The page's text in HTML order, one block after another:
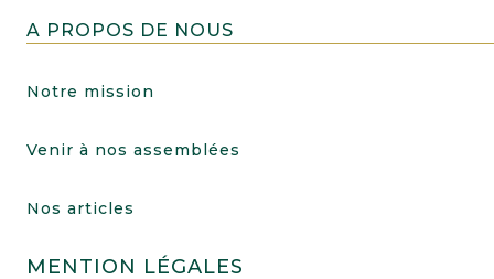
A PROPOS DE NOUS
Notre mission
Venir à nos assemblées
Nos articles
MENTION LÉGALES